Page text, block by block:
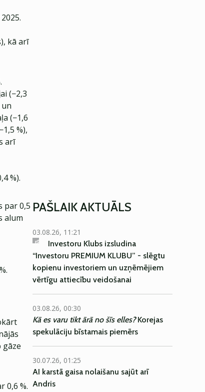
kā arī
(−2,3
(−1,6
%),
arī
%).
par 0,5
alum
gāze
0,6 %.
PAŠLAIK AKTUĀLS
03.08.26, 11:21
Investoru Klubs izsludina
“Investoru PREMIUM KLUBU” - slēgtu
kopienu investoriem un uzņēmējiem
vērtīgu attiecību veidošanai
03.08.26, 00:30
Kā es varu tikt ārā no šīs elles?Korejas
spekulāciju bīstamais piemērs
30.07.26, 01:25
AI karstā gaisa nolaišanu sajūt arī
Andris